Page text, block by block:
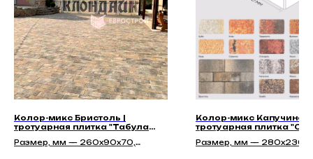
Колор-микс Бристоль |
тротуарная плитка "Табула
Размер, мм — 260х90х70,
Колор-микс Капучино |
тротуарная плитка
Размер, мм —